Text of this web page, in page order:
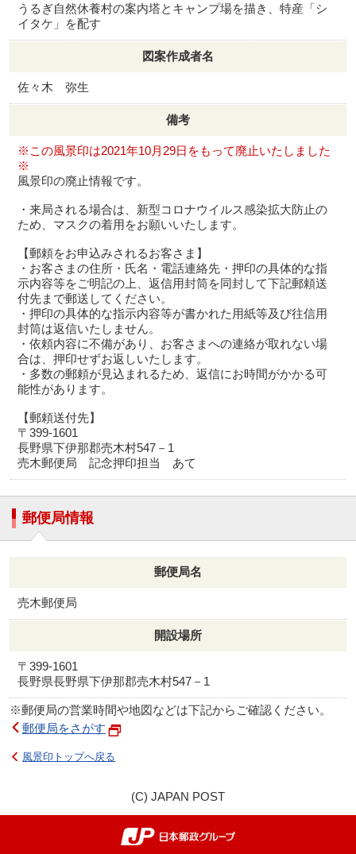
うるぎ自然休養村の案内塔とキャンプ場を描き、特産「シ
イタケ」を配す
図案作成者名
佐々木 弥生
備考
※この風景印は2021年10月29日をもって廃止いたしました
※
風景印の廃止情報です。
・来局される場合は、新型コロナウイルス感染拡大防止の
ため、マスクの着用をお願いいたします。
【郵頼をお申込みされるお客さま】
・お客さまの住所・氏名・電話連絡先・押印の具体的な指
示内容等をご明記の上、返信用封筒を同封して下記郵頼送
付先まで郵送してください。
・押印の具体的な指示内容等が書かれた用紙等及び往信用
封筒は返信いたしません。
・依頼内容に不備があり、お客さまへの連絡が取れない場
合は、押印せずお返しいたします。
・多数の郵頼が見込まれるため、返信にお時間がかかる可
能性があります。
【郵頼送付先】
〒399-1601
長野県下伊那郡売木村547－1
売木郵便局 記念押印担当 あて
郵便局情報
郵便局名
売木郵便局
開設場所
〒399-1601
長野県長野県下伊那郡売木村547－1
※郵便局の営業時間や地図などは下記からご確認ください。
郵便局をさがす
風景印トップへ戻る
(C) JAPAN POST